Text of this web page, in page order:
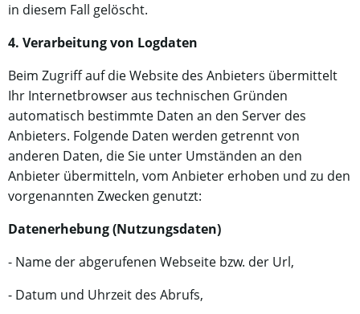
in diesem Fall gelöscht.
4. Verarbeitung von Logdaten
Beim Zugriff auf die Website des Anbieters übermittelt
Ihr Internetbrowser aus technischen Gründen
automatisch bestimmte Daten an den Server des
Anbieters. Folgende Daten werden getrennt von
anderen Daten, die Sie unter Umständen an den
Anbieter übermitteln, vom Anbieter erhoben und zu den
vorgenannten Zwecken genutzt:
Datenerhebung (Nutzungsdaten)
- Name der abgerufenen Webseite bzw. der Url,
- Datum und Uhrzeit des Abrufs,